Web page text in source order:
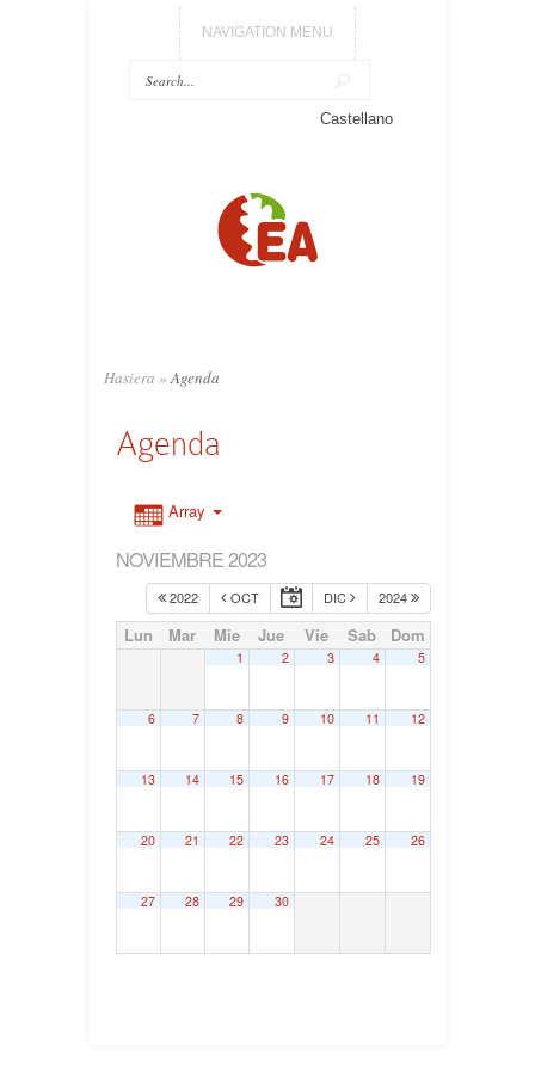
NAVIGATION MENU
Castellano
Hasiera » Agenda
Agenda
Array
NOVIEMBRE 2023
2022 OCT DIC 2024
Lun Mar Mie Jue Vie Sab Dom
1 2 3 4 5
6 7 8 9 10 11 12
13 14 15 16 17 18 19
20 21 22 23 24 25 26
27 28 29 30